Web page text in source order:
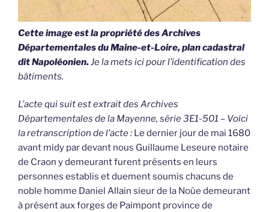
Cette image est la propriété des Archives
Départementales du Maine-et-Loire, plan cadastral
dit Napoléonien. Je la mets ici pour l’identification des
bâtiments.
L’acte qui suit est extrait des Archives
Départementales de la Mayenne, série 3E1-501 – Voici
la retranscription de l’acte : Le dernier jour de mai 1680
avant midy par devant nous Guillaume Leseure notaire
de Craon y demeurant furent présents en leurs
personnes establis et duement soumis chacuns de
noble homme Daniel Allain sieur de la Noüe demeurant
à présent aux forges de Paimpont province de